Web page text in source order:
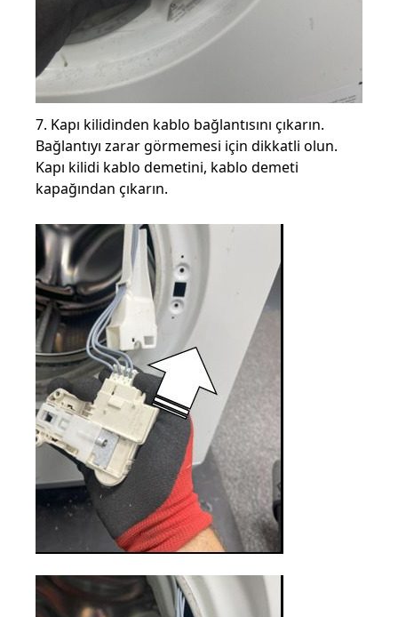
7. Kapı kilidinden kablo bağlantısını çıkarın.
Bağlantıyı zarar görmemesi için dikkatli olun.
Kapı kilidi kablo demetini, kablo demeti
kapağından çıkarın.